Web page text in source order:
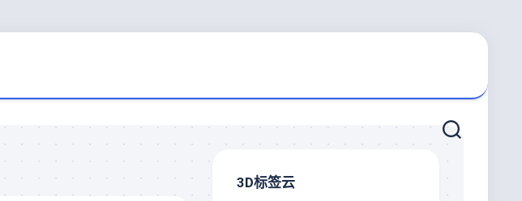
3D标签云